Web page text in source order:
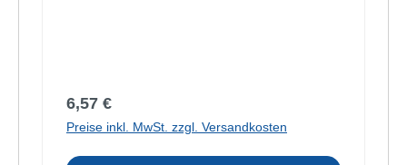
Regulärer Preis:
6,57 €
Preise inkl. MwSt. zzgl. Versandkosten